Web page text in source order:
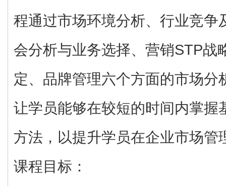
程通过市场环境分析、行业竞争
会分析与业务选择、营销STP战
定、品牌管理六个方面的市场分
让学员能够在较短的时间内掌握
方法，以提升学员在企业市场管
课程目标：